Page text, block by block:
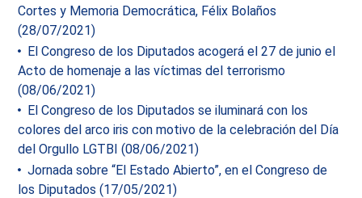
Cortes y Memoria Democrática, Félix Bolaños
(28/07/2021)
El Congreso de los Diputados acogerá el 27 de junio el
Acto de homenaje a las víctimas del terrorismo
(08/06/2021)
El Congreso de los Diputados se iluminará con los
colores del arco iris con motivo de la celebración del Día
del Orgullo LGTBI (08/06/2021)
Jornada sobre “El Estado Abierto”, en el Congreso de
los Diputados (17/05/2021)